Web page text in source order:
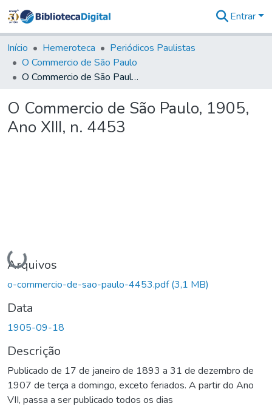
&
Coleções
Tudo na
Biblioteca
Estatísticas
Entrar
Início Hemeroteca
Periódicos Paulistas
O Commercio de São Paulo
O Commercio de São Paulo, 1905, Ano XIII, n. 4453
O Commercio de São Paulo, 1905,
Ano XIII, n. 4453
Carregando...
Arquivos
o-commercio-de-sao-paulo-4453.pdf(3,1 MB)
Data
1905-09-18
Descrição
Publicado de 17 de janeiro de 1893 a 31 de dezembro de
1907 de terça a domingo, exceto feriados. A partir do Ano
VII, passa a ser publicado todos os dias